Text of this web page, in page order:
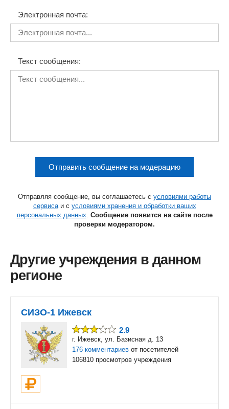
Электронная почта:
Текст сообщения:
Отправить сообщение на модерацию
Отправляя сообщение, вы соглашаетесь с условиями работы
сервисаи с условиями хранения и обработки ваших
персональных данных. Сообщение появится на сайте после
проверки модератором.
Другие учреждения в данном
регионе
СИЗО-1 Ижевск
2.9
г. Ижевск, ул. Базисная д. 13
176 комментариев от посетителей
106810 просмотров учреждения